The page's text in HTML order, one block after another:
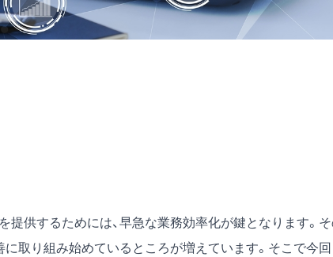
提供するためには、早急な業務効率化が鍵となります。
に取り組み始めているところが増えています。そこで今回